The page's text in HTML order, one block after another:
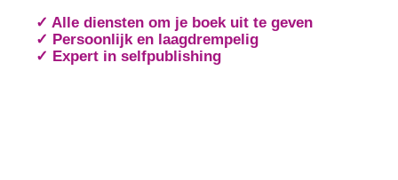
✓ Alle diensten om je boek uit te geven
✓ Persoonlijk en laagdrempelig
✓ Expert in selfpublishing